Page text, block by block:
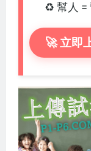
♻️ 幫人 =
🚀 立即